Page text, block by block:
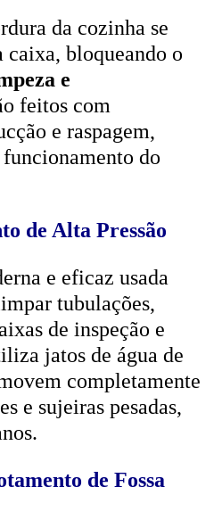
da cozinha se
bloqueando o
e
feitos com
e raspagem,
do
de Alta Pressão
e eficaz usada
tubulações,
de inspeção e
jatos de água de
completamente
e sujeiras pesadas,
de Fossa